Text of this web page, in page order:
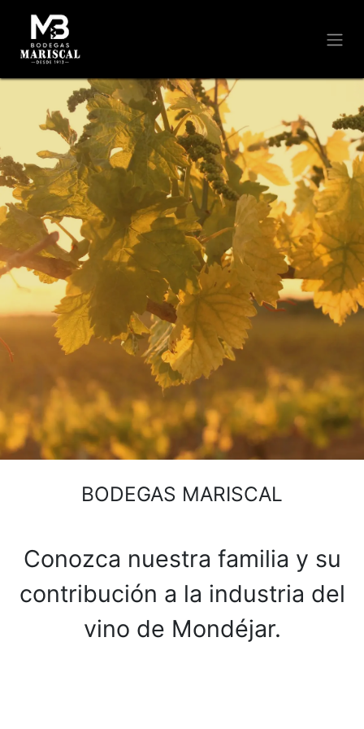
BODEGAS MARISCAL
Conozca nuestra familia y su
contribución a la industria del
vino de Mondéjar.